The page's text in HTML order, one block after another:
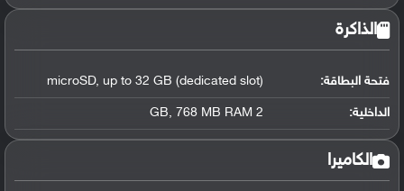
الذاكرة
فتحة البطاقة: microSD, up to 32 GB (dedicated slot)
الداخلية: 2 GB, 768 MB RAM
الكاميرا